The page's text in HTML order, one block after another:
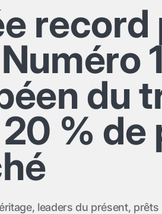
record
du
% de
leaders du présent,